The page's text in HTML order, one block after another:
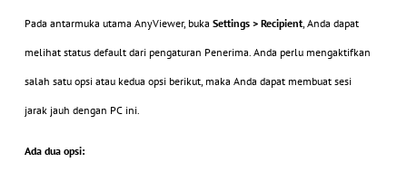
Pada antarmuka utama AnyViewer, buka Settings > Recipient, Anda dapat
melihat status default dari pengaturan Penerima. Anda perlu mengaktifkan
salah satu opsi atau kedua opsi berikut, maka Anda dapat membuat sesi
jarak jauh dengan PC ini.
Ada dua opsi: